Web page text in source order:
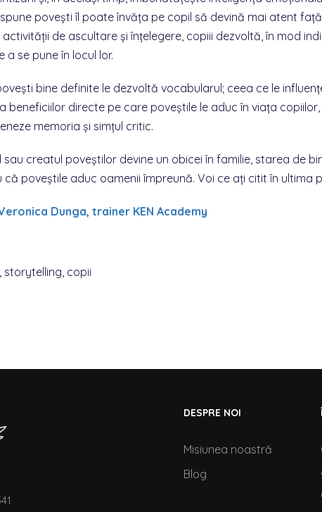
povești îl poate învăța pe copil să devină mai atent
activității de ascultare și înțelegere, copiii dezvoltă, în mod
a se pune în locul lor.
bine definite le dezvoltă vocabularul; ceea ce le
beneficiilor directe pe care poveștile le aduc în viața
memoria și simțul critic.
creatul poveștilor devine un obicei în familie, starea de
poveștile aduc oamenii împreună. Voi ce ați citit în ultima
Dunga, trainer KEN Academy
storytelling copii
DESPRE NOI
Misiunea noastră
Blog